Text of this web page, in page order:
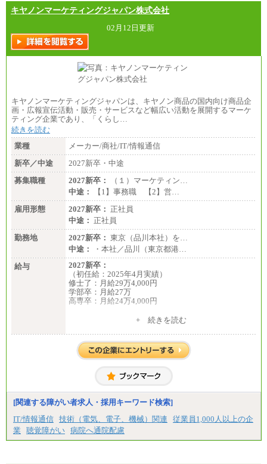
キヤノンマーケティングジャパン株式会社
02月12日更新
キヤノンマーケティングジャパンは、キヤノン商品の国内向け商品企
画・広報宣伝活動・販売・サービスなど幅広い活動を展開するマーケ
ティング企業であり、「くらし…
続きを読む
業種
メーカー/商社/IT/情報通信
新卒／中途
2027新卒・中途
募集職種
2027新卒：
（１）マーケティン…
中途：
【1】事務職 【2】営…
雇用形態
2027新卒： 正社員
中途： 正社員
勤務地
2027新卒： 東京（品川本社）を…
中途：
・本社／品川（東京都港…
給与
2027新卒：
（初任給：2025年4月実績）
修士了：月給29万4,000円
学部卒：月給27万
高専卒：月給24万4,000円
月給 250,000円～350,000円
想定年収 420万円～600万円
入社時の処遇（基本給・賞与）は経験・スキルを考
経験・スキルによっては、記載額を超える場合もあ
※試用期間中も給与に変更はございません。
+ 続きを読む
[関連する障がい者求人・採用キーワード検索]
IT/情報通信 技術（電気、電子、機械）関連
従業員1,000人以上の企
業
聴覚障がい 病院へ通院配慮